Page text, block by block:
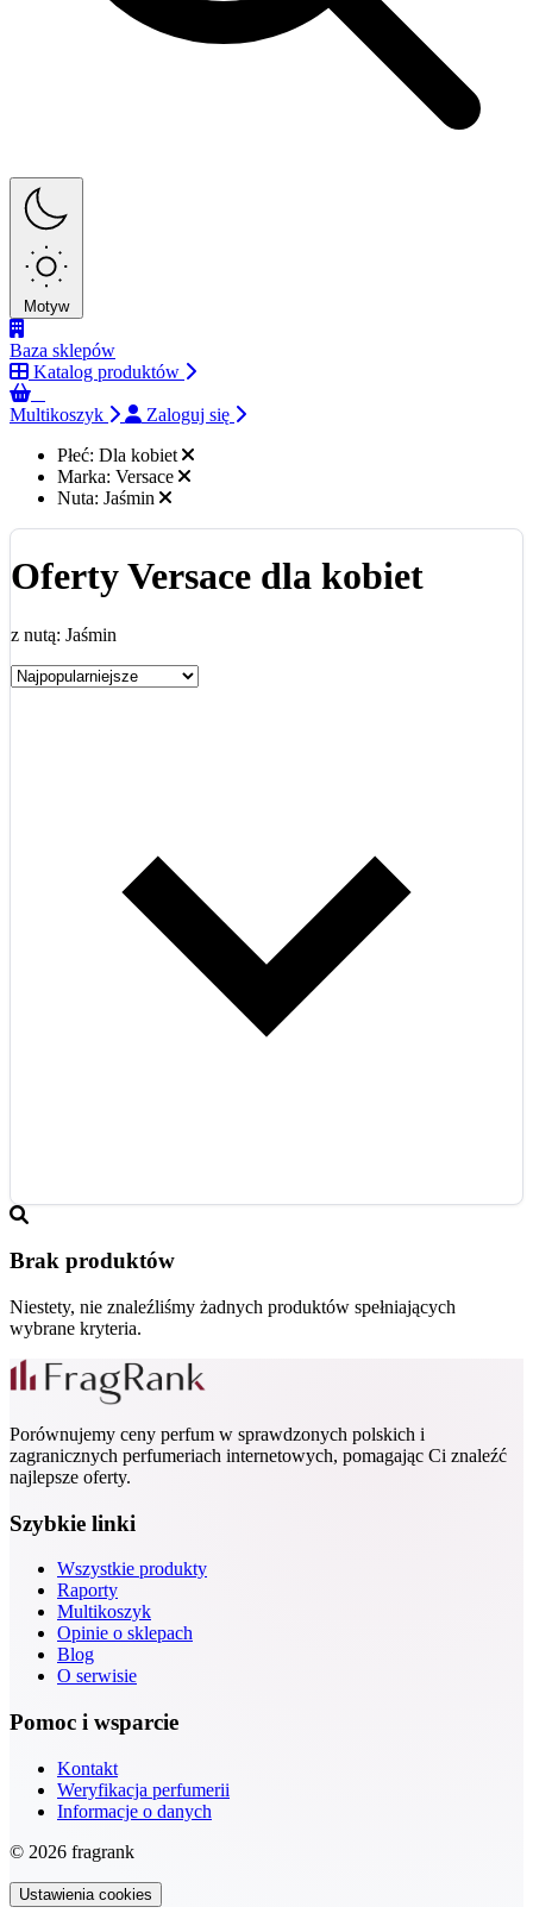
Motyw
Baza sklepów
Katalog produktów
Multikoszyk
Zaloguj się
Płeć: Dla kobiet
Marka: Versace
Nuta: Jaśmin
Oferty Versace dla kobiet
z nutą: Jaśmin
Brak produktów
Niestety, nie znaleźliśmy żadnych produktów spełniających
wybrane kryteria.
Porównujemy ceny perfum w sprawdzonych polskich i
zagranicznych perfumeriach internetowych, pomagając Ci znaleźć
najlepsze oferty.
Szybkie linki
Wszystkie produkty
Raporty
Multikoszyk
Opinie o sklepach
Blog
O serwisie
Pomoc i wsparcie
Kontakt
Weryfikacja perfumerii
Informacje o danych
© 2026 fragrank
Ustawienia cookies